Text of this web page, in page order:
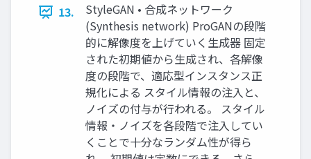
13.
StyleGAN • 合成ネットワーク
(Synthesis network) ProGANの段階
的に解像度を上げていく生成器 固定
された初期値から生成され、各解像
度の段階で、適応型インスタンス正
規化による スタイル情報の注入と、
ノイズの付与が行われる。 スタイル
情報・ノイズを各段階で注入してい
くことで十分なランダム性が得ら